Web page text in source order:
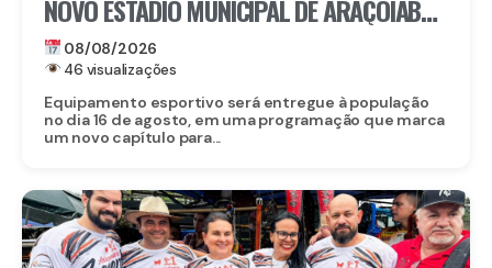
NOVO ESTÁDIO MUNICIPAL DE ARAÇOIABA,
UM DOS MAIORES INVESTIMENTOS DA
HISTÓRIA DO MUNICÍPIO
08/08/2026
46 visualizações
Equipamento esportivo será entregue à população
no dia 16 de agosto, em uma programação que marca
um novo capítulo para...